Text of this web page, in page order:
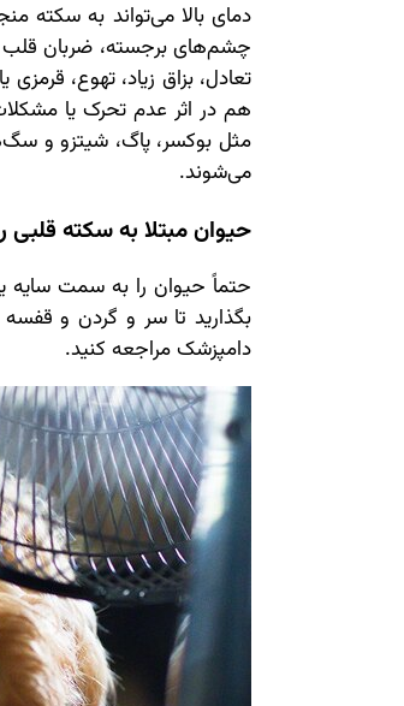
دمای بالا می‌تواند به سکته
چشم‌های برجسته، ضربان
تعادل، بزاق زیاد، تهوع،
هم در اثر عدم تحرک یا
مثل بوکسر، پاگ، شیتزو و
می‌شوند.
حیوان مبتلا به سکته قلبی
حتماً حیوان را به سمت سایه
بگذارید تا سر و گردن و
دامپزشک مراجعه کنید.